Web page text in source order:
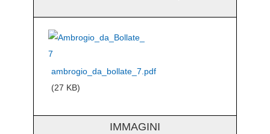
ambrogio_da_bollate_7.pdf
(27 KB)
IMMAGINI